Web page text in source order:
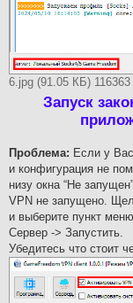
6.jpg (91.05 КБ)
Запуск
Проблема: Если у
и конфигурация не
низу окна “Не
VPN не запущено.
и выберите пункт
Сервер -> Запустить.
Убедитесь что стоит